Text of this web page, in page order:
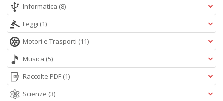
Informatica (8)
Leggi (1)
Motori e Trasporti (11)
Musica (5)
Raccolte PDF (1)
Scienze (3)